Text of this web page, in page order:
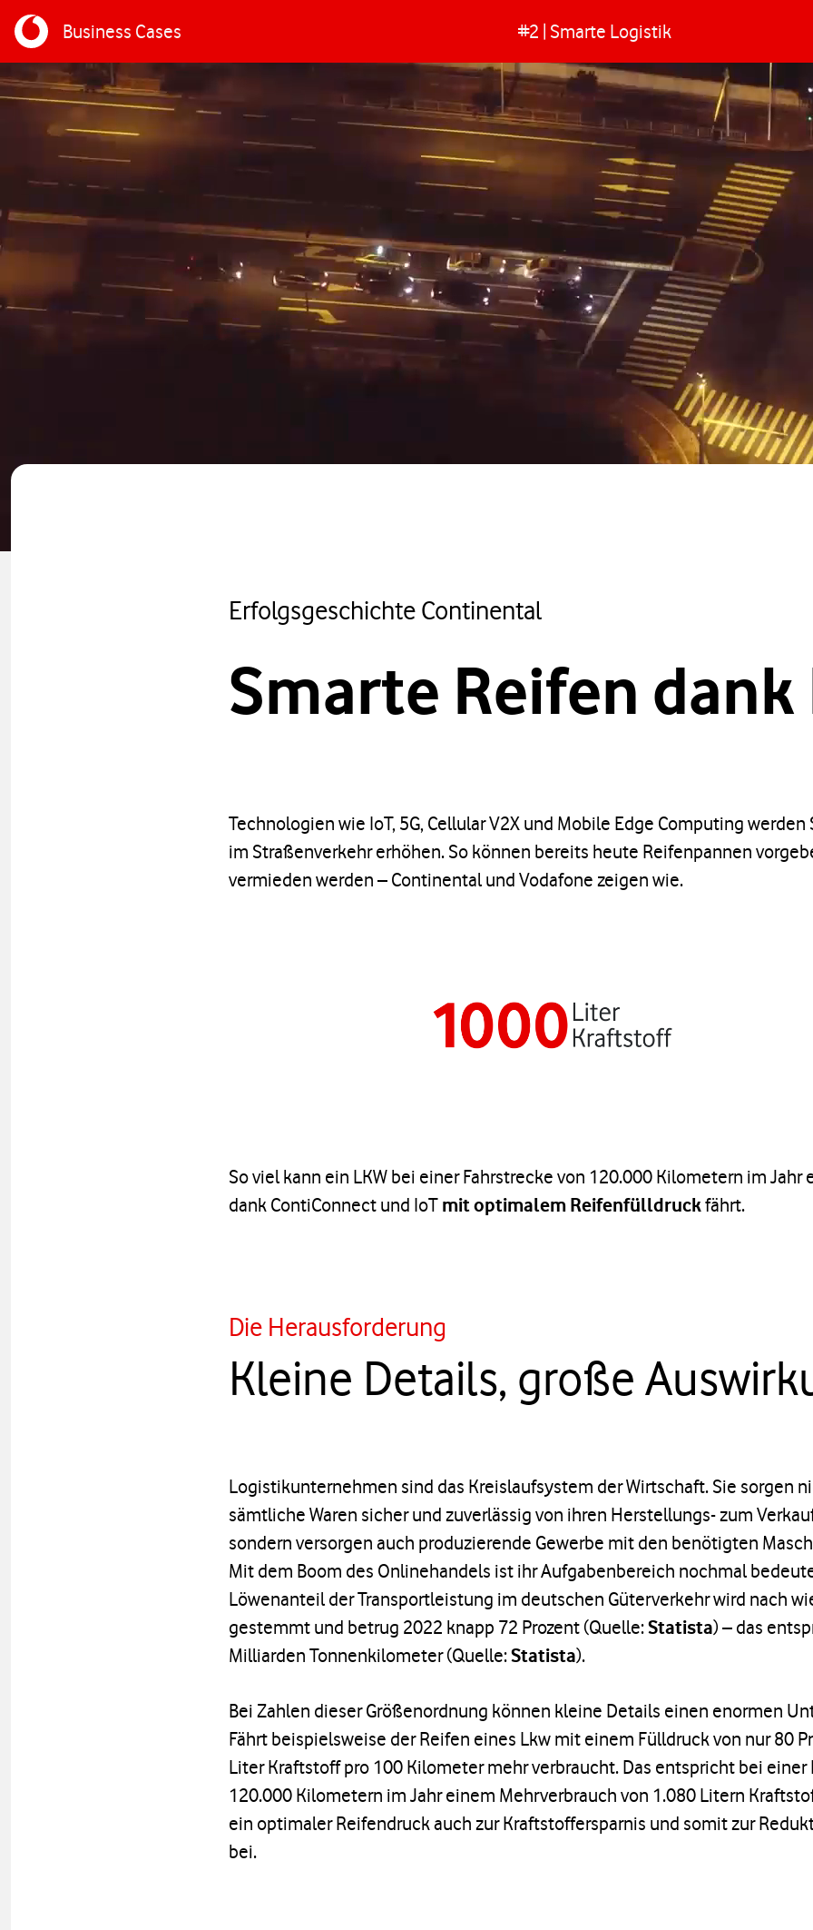
Direkt zum Inhalt
Business Cases #2 | Smarte Logistik
Erfolgsgeschichte Continental
Smarte Reifen dank
Technologien wie IoT, 5G, Cellular V2X und Mobile Edge Computing
im Straßenverkehr erhöhen. So können bereits heute Reifenpannen
vermieden werden – Continental und Vodafone zeigen wie.
So viel kann ein LKW bei einer Fahrstrecke von 120.000 Kilometern im Jahr
dank ContiConnect und IoT mit optimalem Reifenfülldruckfährt.
Die Herausforderung
Kleine Details, große
Logistikunternehmen sind das Kreislaufsystem der Wirtschaft. Sie sorgen
sämtliche Waren sicher und zuverlässig von ihren Herstellungs- zum
sondern versorgen auch produzierende Gewerbe mit den benötigten
Mit dem Boom des Onlinehandels ist ihr Aufgabenbereich nochmal
Löwenanteil der Transportleistung im deutschen Güterverkehr wird nach
gestemmt und betrug 2022 knapp 72 Prozent (Quelle:Statista) – das
Milliarden Tonnenkilometer (Quelle:Statista).
Bei Zahlen dieser Größenordnung können kleine Details einen enormen
Fährt beispielsweise der Reifen eines Lkw mit einem Fülldruck von nur 80
Liter Kraftstoff pro 100 Kilometer mehr verbraucht. Das entspricht bei einer
120.000 Kilometern im Jahr einem Mehrverbrauch von 1.080 Litern
ein optimaler Reifendruck auch zur Kraftstoffersparnis und somit zur
bei.